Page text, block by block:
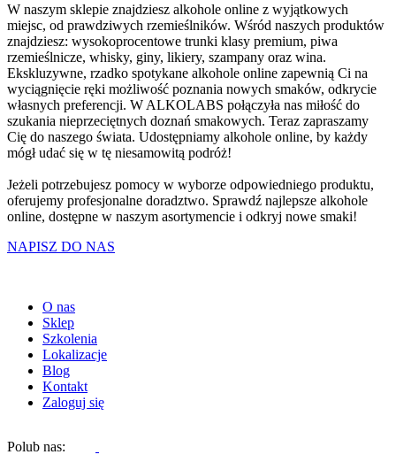
W naszym sklepie znajdziesz alkohole online z wyjątkowych
miejsc, od prawdziwych rzemieślników. Wśród naszych produktów
znajdziesz: wysokoprocentowe trunki klasy premium, piwa
rzemieślnicze, whisky, giny, likiery, szampany oraz wina.
Ekskluzywne, rzadko spotykane alkohole online zapewnią Ci na
wyciągnięcie ręki możliwość poznania nowych smaków, odkrycie
własnych preferencji. W ALKOLABS połączyła nas miłość do
szukania nieprzeciętnych doznań smakowych. Teraz zapraszamy
Cię do naszego świata. Udostępniamy alkohole online, by każdy
mógł udać się w tę niesamowitą podróż!
Jeżeli potrzebujesz pomocy w wyborze odpowiedniego produktu,
oferujemy profesjonalne doradztwo. Sprawdź najlepsze alkohole
online, dostępne w naszym asortymencie i odkryj nowe smaki!
NAPISZ DO NAS
O nas
Sklep
Szkolenia
Lokalizacje
Blog
Kontakt
Zaloguj się
Polub nas: